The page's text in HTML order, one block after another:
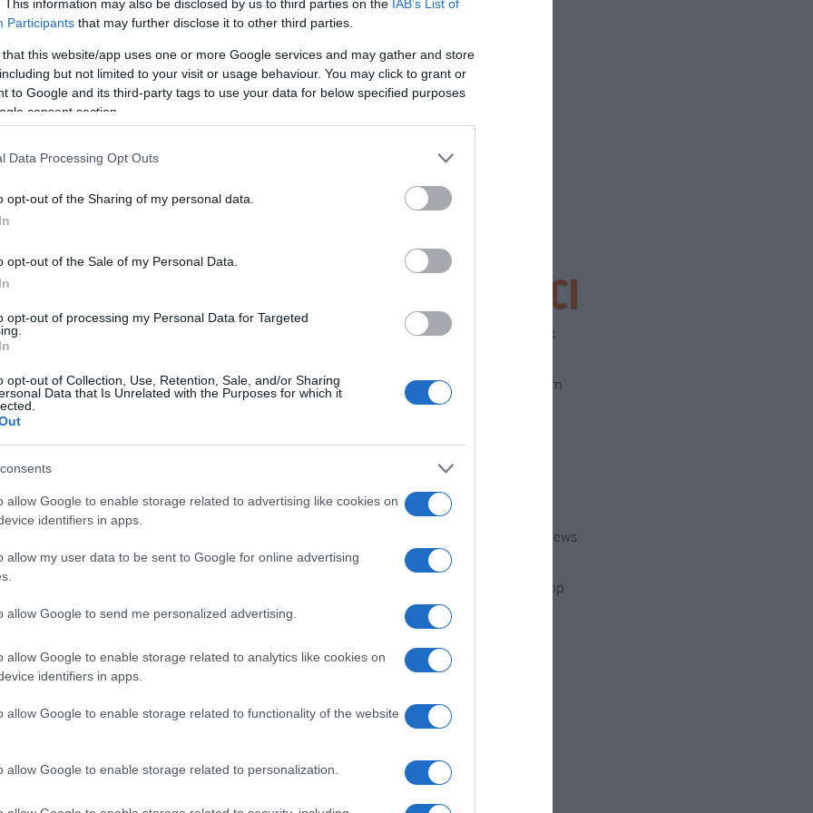
This information may also be disclosed by us to third parties on the IAB’s List of
Participants that may further disclose it to other third parties.
that this website/app uses one or more Google services and may gather and store
but not limited to your visit or usage behaviour. You may click to grant or
to Google and its third-party tags to use your data for below specified purposes
consent section.
Data Processing Opt Outs
opt-out of the Sharing of my personal data.
opt-out of the Sale of my Personal Data.
opt-out of processing my Personal Data for Targeted
opt-out of Collection, Use, Retention, Sale, and/or Sharing
Data that Is Unrelated with the Purposes for which it
allow Google to enable storage related to advertising like cookies on
identifiers in apps.
allow my user data to be sent to Google for online advertising
allow Google to send me personalized advertising.
allow Google to enable storage related to analytics like cookies on
identifiers in apps.
allow Google to enable storage related to functionality of the website
allow Google to enable storage related to personalization.
del Corriere della Sera,il Procuratore
un macigno nelle acque stagnanti del
fossero accolte, rischieremmo di
che ancora preserviamo nel paese di
se restiamo all’oggetto del
i limiti all’articolo 270delCodice di
tesi del cosiddetto“giustizialismo d’efficienza” :
d’influenze, reati tributari — dovrebbero
ovunque. Se intercetto per un abuso
devo poter usare quel materiale senza troppi
“trasmigrazione”dei file audio significa
invece impedire la pesca a strascico,
SEGUICI
Facebook
Instagram
Google News
WhatsApp